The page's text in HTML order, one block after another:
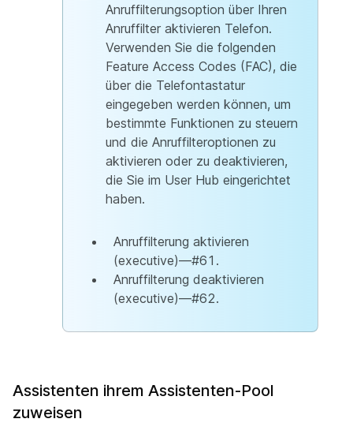
Anruffilterungsoption über Ihren
Anruffilter aktivieren Telefon.
Verwenden Sie die folgenden
Feature Access Codes (FAC), die
über die Telefontastatur
eingegeben werden können, um
bestimmte Funktionen zu steuern
und die Anruffilteroptionen zu
aktivieren oder zu deaktivieren,
die Sie im User Hub eingerichtet
haben.
Anruffilterung aktivieren
(executive)—#61.
Anruffilterung deaktivieren
(executive)—#62.
Assistenten ihrem Assistenten-Pool
zuweisen